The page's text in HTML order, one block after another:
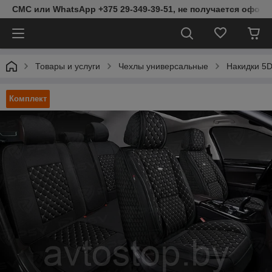
СМС или WhatsApp +375 29-349-39-51, не получается
Товары и услуги Чехлы универсальные Накидки
Комплект